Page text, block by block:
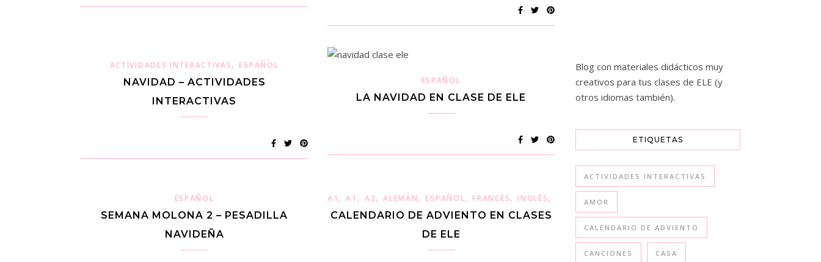
ACTIVIDADES INTERACTIVAS, ESPAÑOL
NAVIDAD – ACTIVIDADES
INTERACTIVAS
ESPAÑOL
LA NAVIDAD EN CLASE DE ELE
ESPAÑOL
SEMANA MOLONA 2 – PESADILLA
NAVIDEÑA
A1 ,A1 , A2,ALEMÁN, ESPAÑOL, FRANCÉS, INGLÉS, ITALIANO,POLACO
CALENDARIO DE ADVIENTO EN CLASES
DE ELE
Blog con materiales didácticos muy
creativos para tus clases de ELE (y
otros idiomas también).
ETIQUETAS
ACTIVIDADES INTERACTIVAS
AMOR
CALENDARIO DE ADVIENTO
CANCIONES CASA